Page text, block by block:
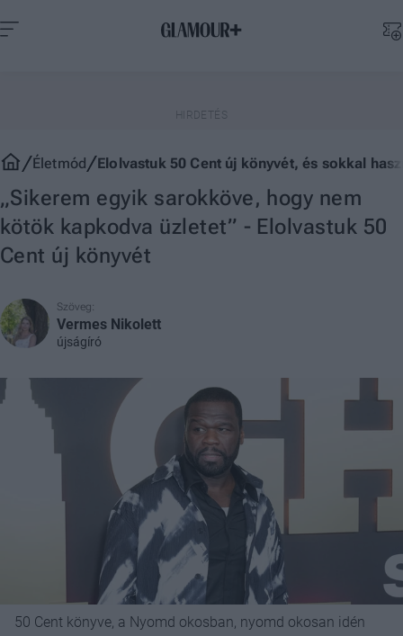
Életmód Elolvastuk 50 Cent új könyvét, és sokkal
„Sikerem egyik sarokköve, hogy nem
kötök kapkodva üzletet” - Elolvastuk 50
Cent új könyvét
Szöveg:
Vermes Nikolett
újságíró
50 Cent könyve, a Nyomd okosban, nyomd okosan idén